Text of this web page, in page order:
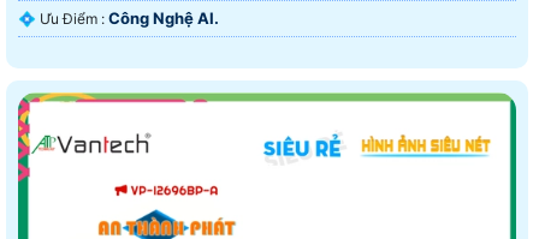
️💠 Ưu Điểm : Công Nghệ AI.